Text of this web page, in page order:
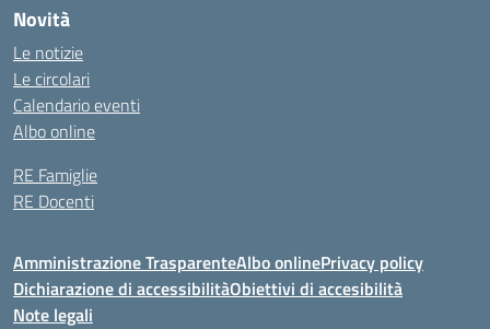
Novità
Le notizie
Le circolari
Calendario eventi
Albo online
RE Famiglie
RE Docenti
Amministrazione TrasparenteAlbo onlinePrivacy policy
Dichiarazione di accessibilitàObiettivi di accesibilità
Note legali